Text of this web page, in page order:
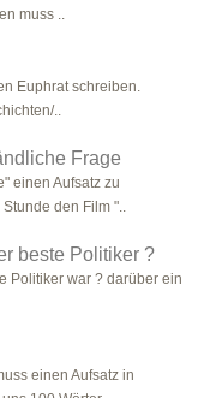
muss ..
Euphrat schreiben.
..
Frage
einen Aufsatz zu
den Film "..
beste Politiker ?
Politiker war ? darüber ein
einen Aufsatz in